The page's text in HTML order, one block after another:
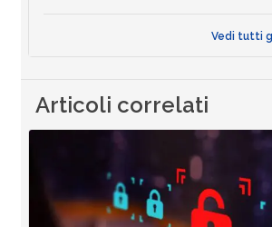
Vedi tutti
Articoli correlati